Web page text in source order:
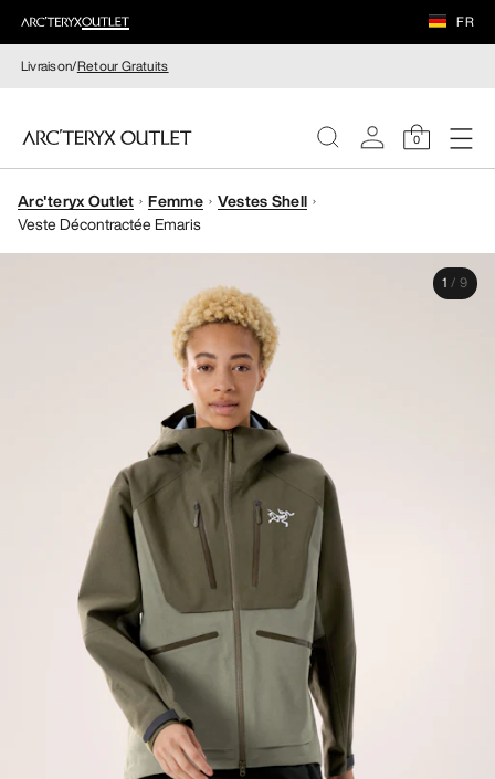
FR
Livraison/Retour Gratuits
0
FEMME
Arc'teryx Outlet Femme
Vestes Shell
Veste Décontractée Emaris
1 / 9